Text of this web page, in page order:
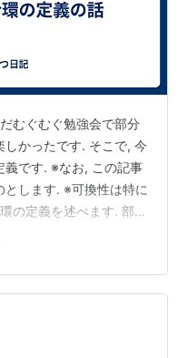
むぐむぐ勉強会で部分
かったです. そこで, 今
義です. ※なお, この記事
します. ※可換性は特に
の定義を述べます. 部分
とも成り立つときをい
(2) の単位元を とおけ
の中には, 「この (2) の
モヤしている…